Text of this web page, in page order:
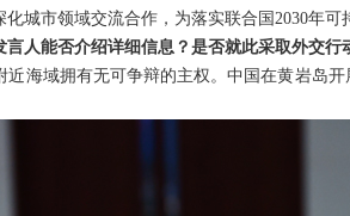
城市领域交流合作，为落实联合国2030年可
人能否介绍详细信息？是否就此采取外交行
海域拥有无可争辩的主权。中国在黄岩岛